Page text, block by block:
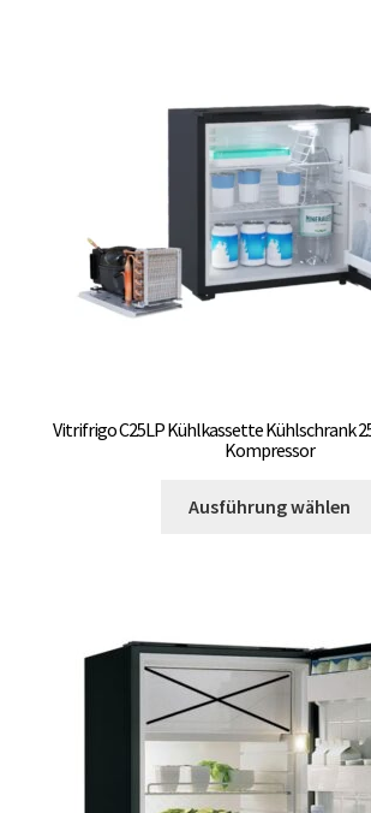
Vitrifrigo C25LP Kühlkassette Kühlschrank
Kompressor
Ausführung wählen